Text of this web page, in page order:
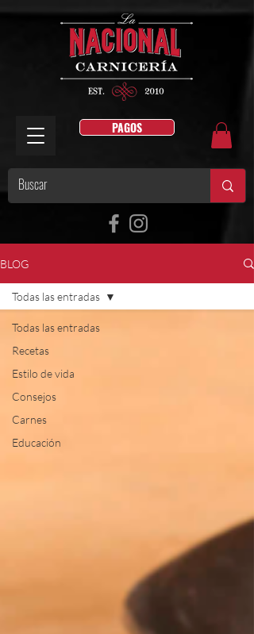
PAGOS
BLOG
Todas las entradas
Recetas
Estilo de vida
Consejos
Carnes
Educación
Todas las entradas